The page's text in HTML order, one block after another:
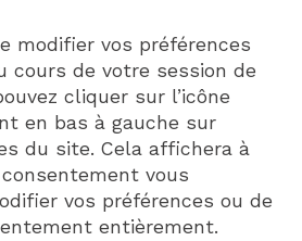
modifier vos préférences
cours de votre session de
cliquer sur l’icône
en bas à gauche sur
du site. Cela affichera à
consentement vous
vos préférences ou de
entièrement.